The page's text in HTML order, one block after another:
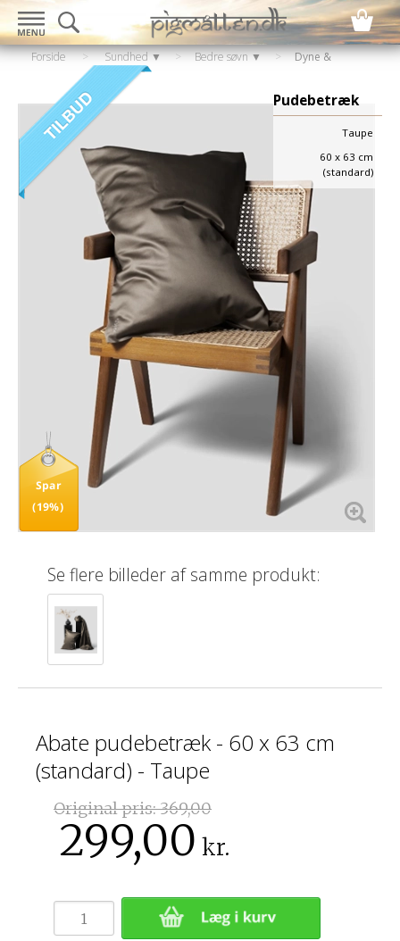
Forside > Sundhed ▼ > Bedre søvn ▼ >
Dyne &
pudebetræk
Pudebetræk
Taupe
60 x 63 cm
(standard)
Spar
(19%)
Se flere billeder af samme produkt:
Abate pudebetræk - 60 x 63 cm
(standard) - Taupe
Original pris:369,00
299,00 kr.